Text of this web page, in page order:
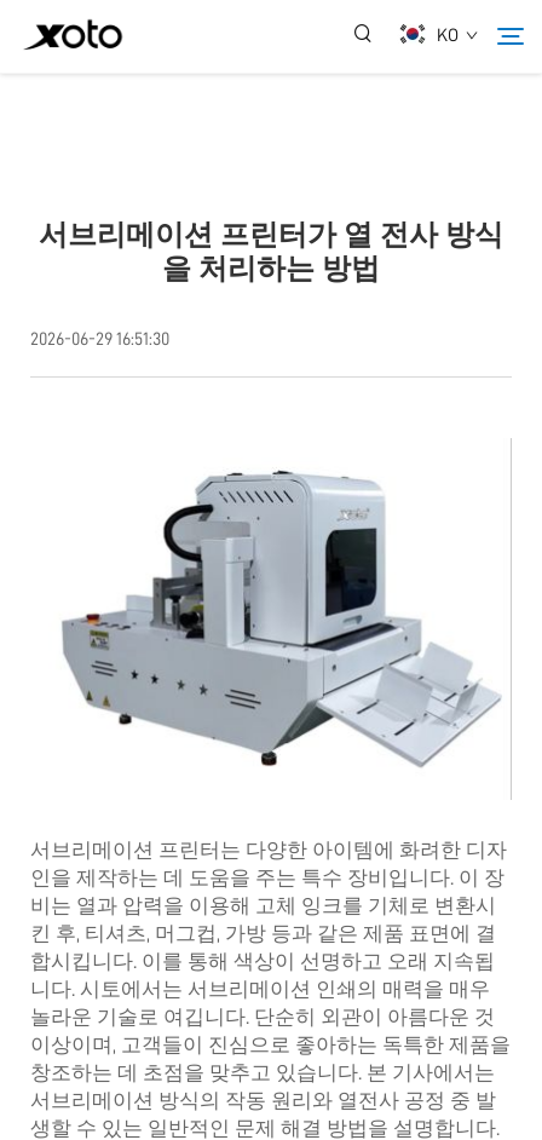
KO
제품
서비스
서브리메이션 프린터가 열 전사 방식
을 처리하는 방법
2026-06-29 16:51:30
서브리메이션 프린터는 다양한 아이템에 화려한 디자
인을 제작하는 데 도움을 주는 특수 장비입니다. 이 장
비는 열과 압력을 이용해 고체 잉크를 기체로 변환시
킨 후, 티셔츠, 머그컵, 가방 등과 같은 제품 표면에 결
합시킵니다. 이를 통해 색상이 선명하고 오래 지속됩
니다. 시토에서는 서브리메이션 인쇄의 매력을 매우
놀라운 기술로 여깁니다. 단순히 외관이 아름다운 것
이상이며, 고객들이 진심으로 좋아하는 독특한 제품을
창조하는 데 초점을 맞추고 있습니다. 본 기사에서는
서브리메이션 방식의 작동 원리와 열전사 공정 중 발
생할 수 있는 일반적인 문제 해결 방법을 설명합니다.